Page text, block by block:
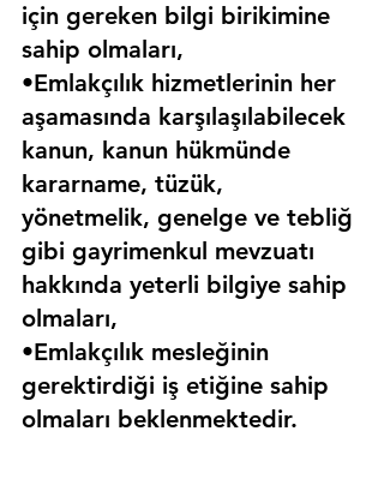
için gereken bilgi birikimine
sahip olmaları,
•Emlakçılık hizmetlerinin her
aşamasında karşılaşılabilecek
kanun, kanun hükmünde
kararname, tüzük,
yönetmelik, genelge ve tebliğ
gibi gayrimenkul mevzuatı
hakkında yeterli bilgiye sahip
olmaları,
•Emlakçılık mesleğinin
gerektirdiği iş etiğine sahip
olmaları beklenmektedir.